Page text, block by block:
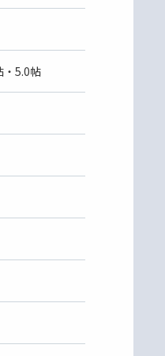
・5.0帖